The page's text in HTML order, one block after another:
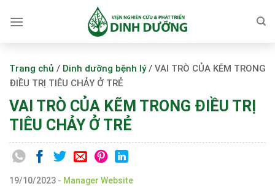
Trang chủ / Dinh dưỡng bệnh lý/ VAI TRÒ CỦA KẼM TRONG
ĐIỀU TRỊ TIÊU CHẢY Ở TRẺ
VAI TRÒ CỦA KẼM TRONG ĐIỀU TRỊ
TIÊU CHẢY Ở TRẺ
19/10/2023 - Manager Website